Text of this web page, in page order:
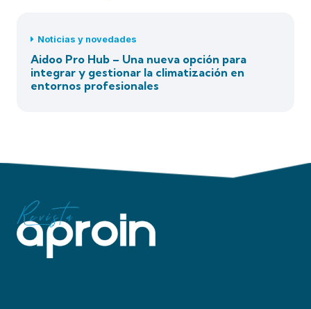
Noticias y novedades
Aidoo Pro Hub – Una nueva opción para
integrar y gestionar la climatización en
entornos profesionales